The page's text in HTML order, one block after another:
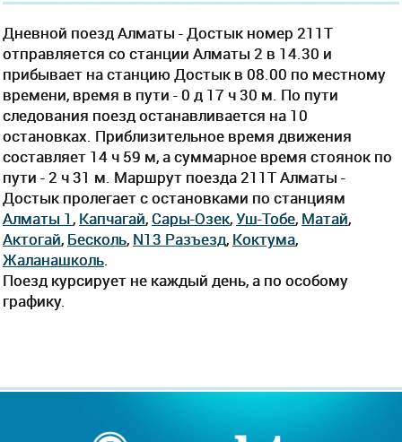
Дневной поезд Алматы - Достык номер 211Т
отправляется со станции Алматы 2 в 14.30 и
прибывает на станцию Достык в 08.00 по местному
времени, время в пути - 0 д 17 ч 30 м. По пути
следования поезд останавливается на 10
остановках. Приблизительное время движения
составляет 14 ч 59 м, а суммарное время стоянок по
пути - 2 ч 31 м. Маршрут поезда 211Т Алматы -
Достык пролегает c остановками по станциям
Алматы 1 , Капчагай, Сары-Озек,Уш-Тобе, Матай,
Актогай, Бесколь, N13 Разъезд, Коктума,
Жаланашколь
Поезд курсирует не каждый день, а по особому
графику.